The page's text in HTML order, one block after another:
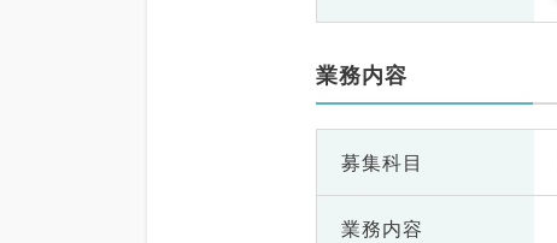
業務内容
募集科目
業務内容